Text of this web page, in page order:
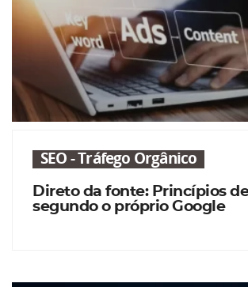
SEO - Tráfego Orgânico
Direto da fonte: Princípios de
segundo o próprio Google